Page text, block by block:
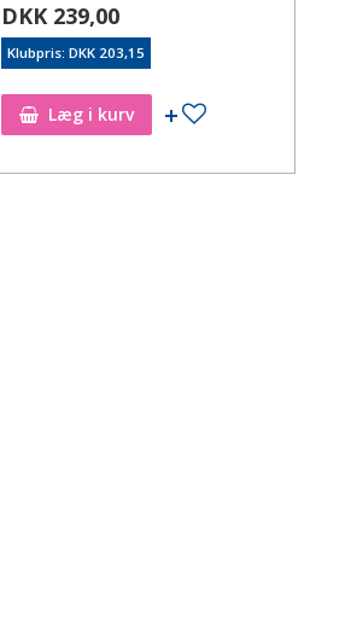
DKK 239,00
Klubpris: DKK 203,15
Læg i kurv